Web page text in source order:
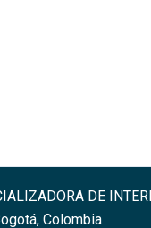
DE
Colombia